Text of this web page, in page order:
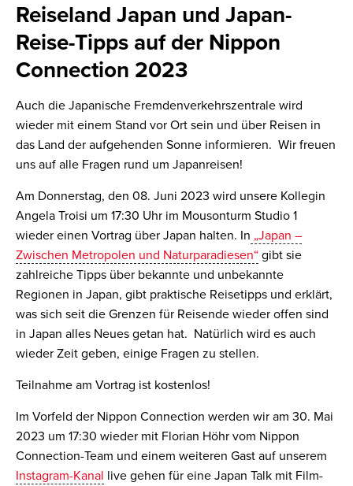
Reiseland Japan und Japan-
Reise-Tipps auf der Nippon
Connection 2023
Auch die Japanische Fremdenverkehrszentrale wird
wieder mit einem Stand vor Ort sein und über Reisen in
das Land der aufgehenden Sonne informieren. Wir freuen
uns auf alle Fragen rund um Japanreisen!
Am Donnerstag, den 08. Juni 2023 wird unsere Kollegin
Angela Troisi um 17:30 Uhr im Mousonturm Studio 1
wieder einen Vortrag über Japan halten. In „Japan –
Zwischen Metropolen und Naturparadiesen“ gibt sie
zahlreiche Tipps über bekannte und unbekannte
Regionen in Japan, gibt praktische Reisetipps und erklärt,
was sich seit die Grenzen für Reisende wieder offen sind
in Japan alles Neues getan hat. Natürlich wird es auch
wieder Zeit geben, einige Fragen zu stellen.
Teilnahme am Vortrag ist kostenlos!
Im Vorfeld der Nippon Connection werden wir am 30. Mai
2023 um 17:30 wieder mit Florian Höhr vom Nippon
Connection-Team und einem weiteren Gast auf unserem
Instagram-Kanal live gehen für eine Japan Talk mit Film-